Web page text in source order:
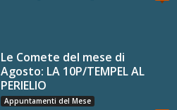
Le Comete del mese di
Agosto: LA 10P/TEMPEL AL
PERIELIO
Appuntamenti del Mese